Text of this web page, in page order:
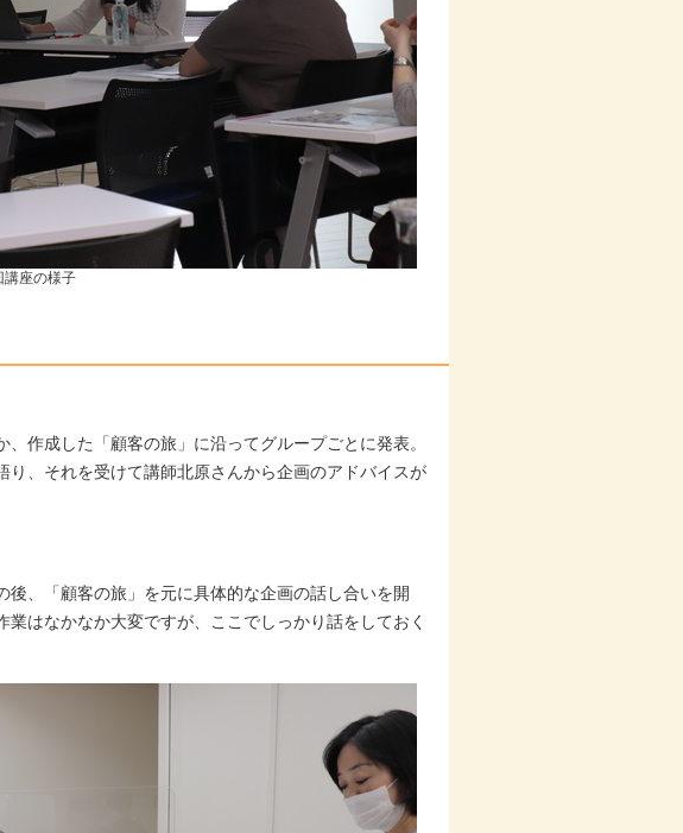
講座の様子
作成した「顧客の旅」に沿ってグループごとに発表。
、それを受けて講師北原さんから企画のアドバイスが
、「顧客の旅」を元に具体的な企画の話し合いを開
はなかなか大変ですが、ここでしっかり話をしておく